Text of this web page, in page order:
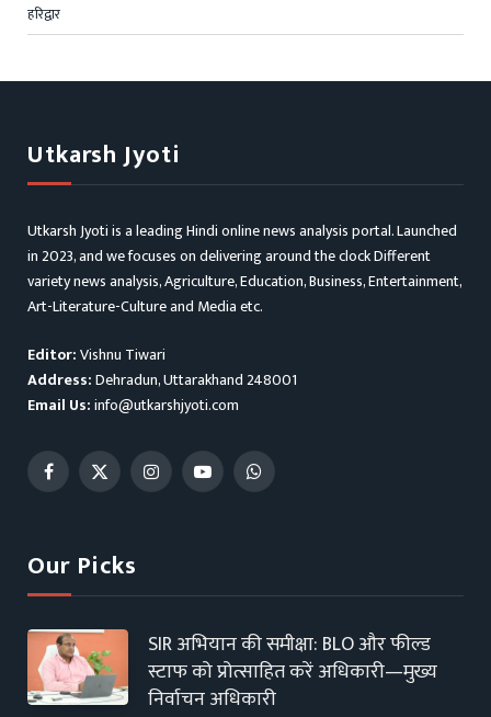
हरिद्वार
Utkarsh Jyoti
Utkarsh Jyoti is a leading Hindi online news analysis portal. Launched
in 2023, and we focuses on delivering around the clock Different
variety news analysis, Agriculture, Education, Business, Entertainment,
Art-Literature-Culture and Media etc.
Editor:Vishnu Tiwari
Address:Dehradun, Uttarakhand 248001
Email Us:info@utkarshjyoti.com
Facebook
X
InstagramYouTubeWhatsApp
Our Picks
SIR अभियान की समीक्षा: BLO और फील्ड
स्टाफ को प्रोत्साहित करें अधिकारी—मुख्य
निर्वाचन अधिकारी